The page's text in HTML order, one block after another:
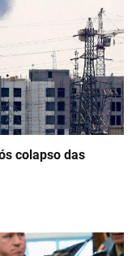
colapso das